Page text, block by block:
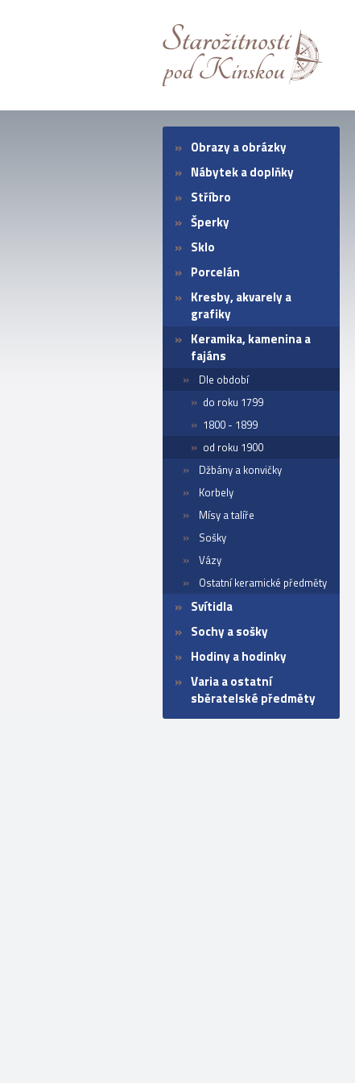
Obrazy a obrázky
Nábytek a doplňky
Stříbro
Šperky
Sklo
Porcelán
Kresby, akvarely a
grafiky
Keramika, kamenina a
fajáns
Dle období
do roku 1799
1800 - 1899
od roku 1900
Džbány a konvičky
Korbely
Mísy a talíře
Sošky
Vázy
Ostatní keramické předměty
Svítidla
Sochy a sošky
Hodiny a hodinky
Varia a ostatní
sběratelské předměty